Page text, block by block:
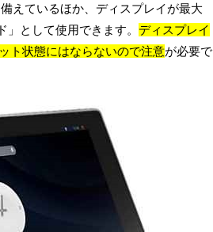
えているほか、ディスプレイが最大
として使用できます。 ディスプレイ
ト状態にはならないので注意が必要で